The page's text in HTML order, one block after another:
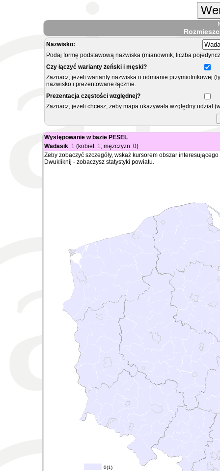
Nazwisko:
Podaj formę podstawową nazwiska (mianownik, liczba
Czy łączyć warianty żeński i męski?
Zaznacz, jeżeli warianty nazwiska o odmianie przymiotnikowej
nazwisko i prezentowane łącznie.
Prezentacja częstości względnej?
Zaznacz, jeżeli chcesz, żeby mapa ukazywała względny
Występowanie w bazie PESEL
Wadasik: 1 (kobiet: 1, mężczyzn: 0)
Żeby zobaczyć szczegóły, wskaż kursorem obszar
Dwukliknij - zobaczysz statystyki powiatu.
0(1)